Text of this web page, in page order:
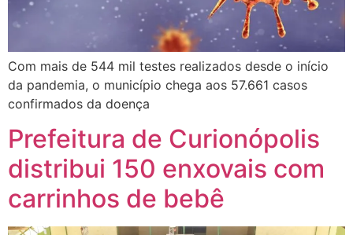
Com mais de 544 mil testes realizados desde o início
da pandemia, o município chega aos 57.661 casos
confirmados da doença
Prefeitura de Curionópolis
distribui 150 enxovais com
carrinhos de bebê